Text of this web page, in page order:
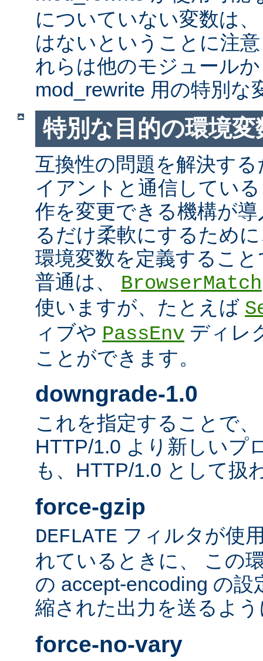
についていない変数は
はないということに注
れらは他のモジュール
mod_rewrite 用の特別な
特別な目的の環境変
互換性の問題を解決す
イアントと通信してい
作を変更できる機構が
るだけ柔軟にするため
環境変数を定義するこ
普通は、 BrowserMatch
使いますが、たとえば
ィブや PassEnv ディレ
ことができます。
downgrade-1.0
これを指定することで
HTTP/1.0 より新しいプ
も、HTTP/1.0 として扱
force-gzip
DEFLATE フィルタが使
れているときに、 この
の accept-encoding の
縮された出力を送るよ
force-no-vary